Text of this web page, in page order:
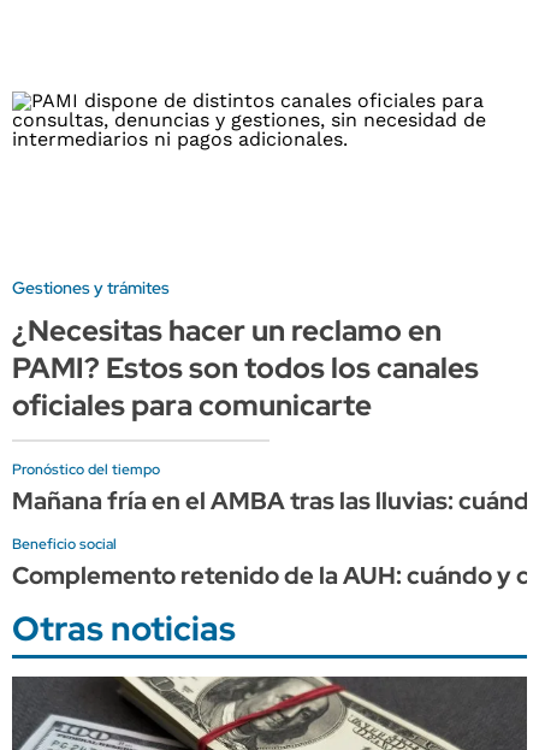
Gestiones y trámites
¿Necesitas hacer un reclamo en
PAMI? Estos son todos los canales
oficiales para comunicarte
Pronóstico del tiempo
Mañana fría en el AMBA tras las lluvias:
Beneficio social
Complemento retenido de la AUH: cuándo y
Otras noticias